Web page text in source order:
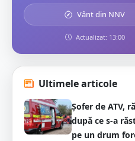
Vânt din NNV
Actualizat: 13:00
Ultimele articole
Șofer de ATV,
după ce s-a
pe un drum